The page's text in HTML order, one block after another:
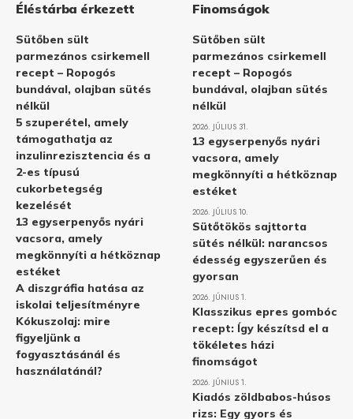
Éléstárba érkezett
Sütőben sült
parmezános csirkemell
recept – Ropogós
bundával, olajban sütés
nélkül
5 szuperétel, amely
támogathatja az
inzulinrezisztencia és a
2-es típusú
cukorbetegség
kezelését
13 egyserpenyős nyári
vacsora, amely
megkönnyíti a hétköznap
estéket
A diszgráfia hatása az
iskolai teljesítményre
Kókuszolaj: mire
figyeljünk a
fogyasztásánál és
használatánál?
Finomságok
Sütőben sült
parmezános csirkemell
recept – Ropogós
bundával, olajban sütés
nélkül
2026. JÚLIUS 31.
13 egyserpenyős nyári
vacsora, amely
megkönnyíti a hétköznap
estéket
2026. JÚLIUS 10.
Sütőtökös sajttorta
sütés nélkül: narancsos
édesség egyszerűen és
gyorsan
2026. JÚNIUS 1.
Klasszikus epres gombóc
recept: Így készítsd el a
tökéletes házi
finomságot
2026. JÚNIUS 1.
Kiadós zöldbabos-húsos
rizs: Egy gyors és